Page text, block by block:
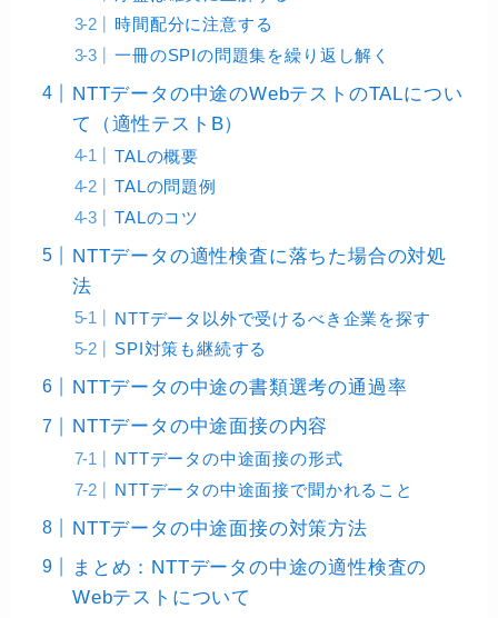
時間配分に注意する
一冊のSPIの問題集を繰り返し解く
NTTデータの中途のWebテストのTALについ
て（適性テストB）
TALの概要
TALの問題例
TALのコツ
NTTデータの適性検査に落ちた場合の対処
法
NTTデータ以外で受けるべき企業を探す
SPI対策も継続する
NTTデータの中途の書類選考の通過率
NTTデータの中途面接の内容
NTTデータの中途面接の形式
NTTデータの中途面接で聞かれること
NTTデータの中途面接の対策方法
まとめ：NTTデータの中途の適性検査の
Webテストについて